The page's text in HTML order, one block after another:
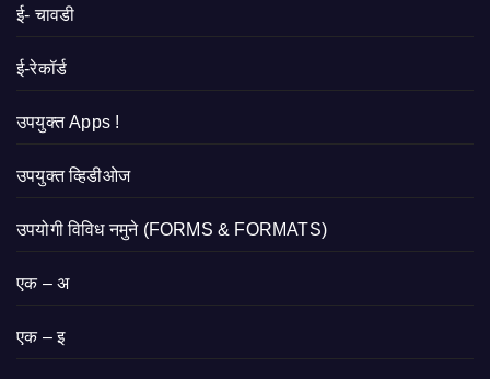
ई- चावडी
ई-रेकॉर्ड
उपयुक्त Apps !
उपयुक्त व्हिडीओज
उपयोगी विविध नमुने (FORMS & FORMATS)
एक – अ
एक – इ